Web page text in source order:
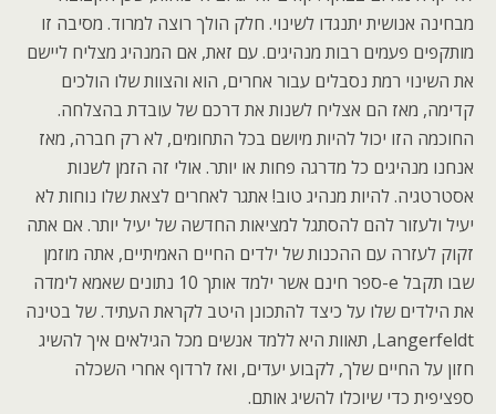
מבחינה אנושית יתנגדו לשינוי. חלק הולך רוצה למרוד. מסיבה זו
מותקפים פעמים רבות מנהיגים. עם זאת, אם המנהיג מצליח ליישם
את השינוי רמת נסבלים עבור אחרים, הוא והצוות שלו הולכים
קדימה, מאז הם אצליח לשנות את דרכם של עובדת בהצלחה.
החוכמה הזו יכול להיות מיושם בכל התחומים, לא רק חברה, מאז
אנחנו מנהיגים כל מדרגה פחות או יותר. אולי זה הזמן לשנות
אסטרטגיה. להיות מנהיג טוב! אתגר לאחרים לצאת שלו נוחות לא
יעיל ולעזור להם להסתגל למציאות החדשה של יעיל יותר. אם אתה
זקוק לעזרה עם ההכנות של ילדים החיים האמיתיים, אתה מוזמן
שבו תקבל e-ספר חינם אשר ילמד אותך 10 נתונים שאמא לימדה
את הילדים שלו על כיצד להתכונן היטב לקראת העתיד. של בטינה
Langerfeldt, תאוות היא ללמד אנשים מכל הגילאים איך להשיג
חזון על החיים שלך, לקבוע יעדים, ואז לרדוף אחרי השכלה
ספציפית כדי שיוכלו להשיג אותם.